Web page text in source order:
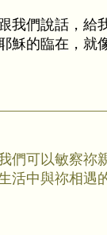
我們說話，給
穌的臨在，就
們可以敏察祢
活中與祢相遇